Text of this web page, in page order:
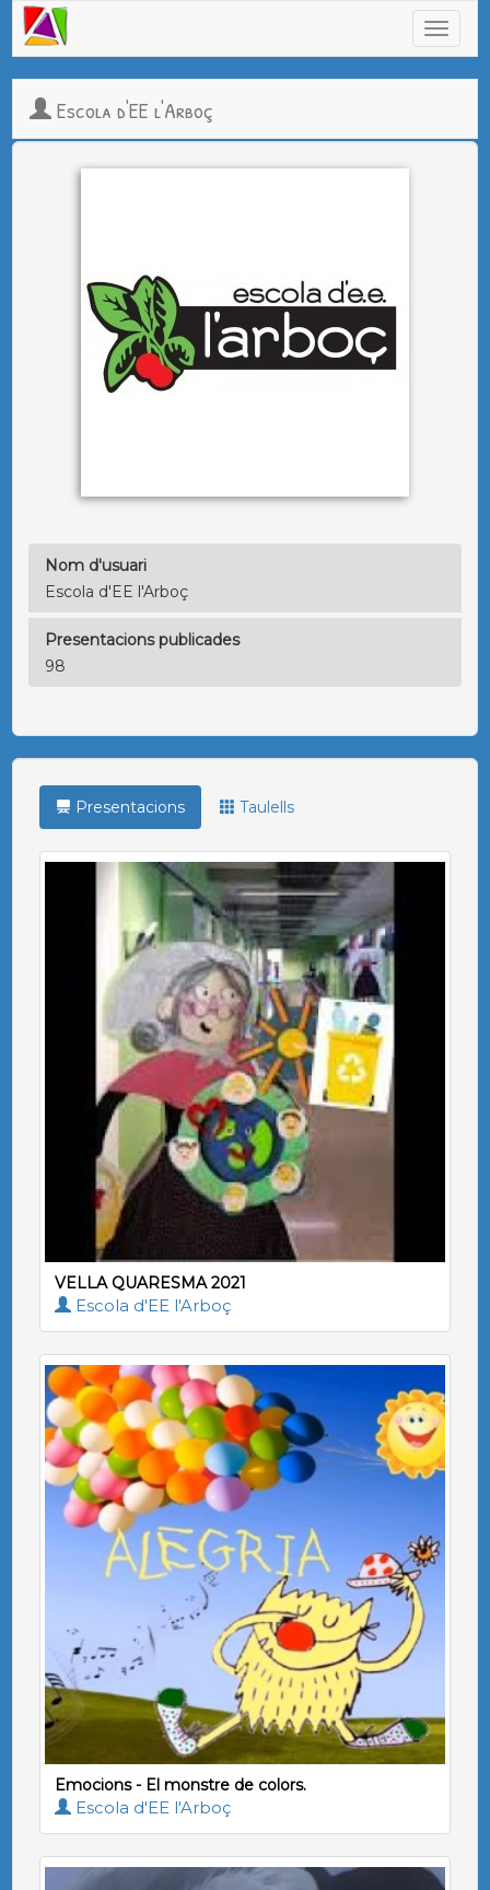
Escola d'EE l'Arboç
Nom d'usuari
Escola d'EE l'Arboç
Presentacions publicades
98
Presentacions Taulells
VELLA QUARESMA 2021
Escola d'EE l'Arboç
Emocions - El monstre de colors.
Escola d'EE l'Arboç